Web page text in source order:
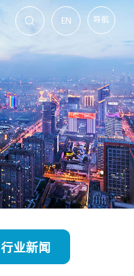
导航
EN

行业新闻